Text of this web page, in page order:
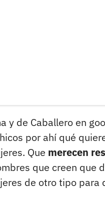
y de Caballero en
por ahí qué
Que merecen
que creen que
de otro tipo para